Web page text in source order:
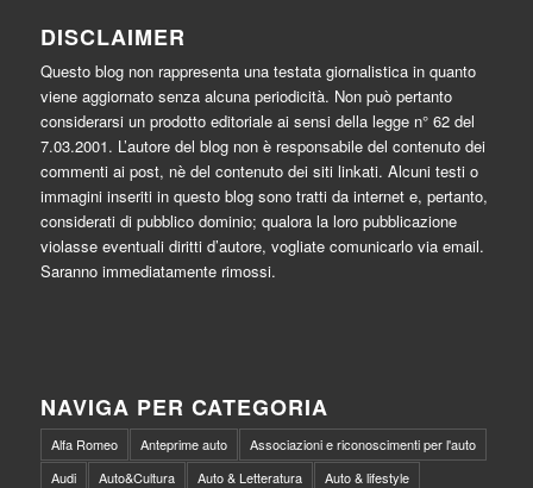
DISCLAIMER
Questo blog non rappresenta una testata giornalistica in quanto
viene aggiornato senza alcuna periodicità. Non può pertanto
considerarsi un prodotto editoriale ai sensi della legge n° 62 del
7.03.2001. L’autore del blog non è responsabile del contenuto dei
commenti ai post, nè del contenuto dei siti linkati. Alcuni testi o
immagini inseriti in questo blog sono tratti da internet e, pertanto,
considerati di pubblico dominio; qualora la loro pubblicazione
violasse eventuali diritti d’autore, vogliate comunicarlo via email.
Saranno immediatamente rimossi.
NAVIGA PER CATEGORIA
Alfa Romeo Anteprime auto
Associazioni e riconoscimenti per l'auto
Audi
Auto&Cultura Auto & Letteratura
Auto & lifestyle